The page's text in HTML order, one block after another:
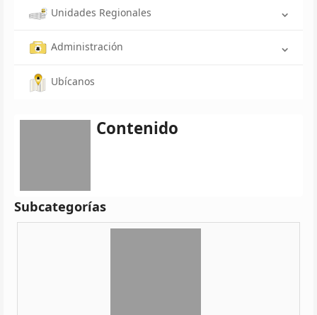
Unidades Regionales
Administración
Ubícanos
Contenido
Subcategorías